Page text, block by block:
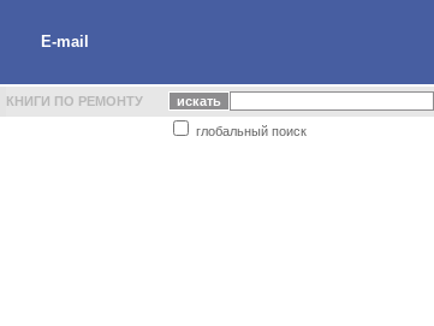
E-mail
КНИГИ ПО РЕМОНТУ
глобальный поиск